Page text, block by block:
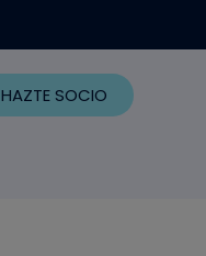
HAZTE SOCIO